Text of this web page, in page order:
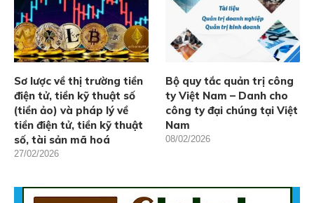
Sơ lược về thị trường tiền
điện tử, tiền kỹ thuật số
(tiền ảo) và pháp lý về
tiền điện tử, tiền kỹ thuật
số, tài sản mã hoá
27/02/2026
Bộ quy tắc quản trị công
ty Việt Nam – Danh cho
công ty đại chúng tại Việt
Nam
08/02/2026